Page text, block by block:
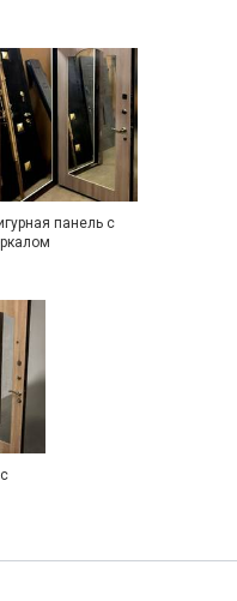
панель с